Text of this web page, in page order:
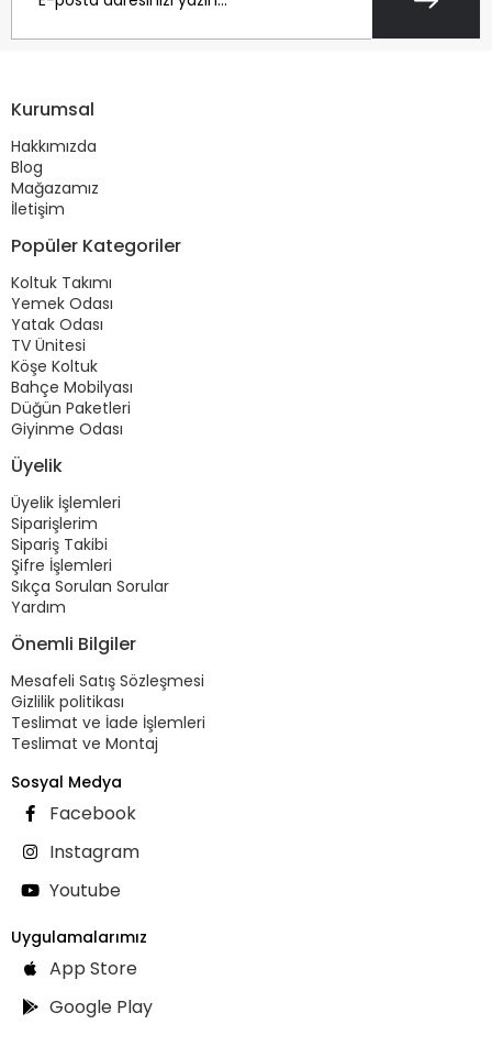
Kurumsal
Hakkımızda
Blog
Mağazamız
İletişim
Popüler Kategoriler
Koltuk Takımı
Yemek Odası
Yatak Odası
TV Ünitesi
Köşe Koltuk
Bahçe Mobilyası
Düğün Paketleri
Giyinme Odası
Üyelik
Üyelik İşlemleri
Siparişlerim
Sipariş Takibi
Şifre İşlemleri
Sıkça Sorulan Sorular
Yardım
Önemli Bilgiler
Mesafeli Satış Sözleşmesi
Gizlilik politikası
Teslimat ve İade İşlemleri
Teslimat ve Montaj
Sosyal Medya
Facebook
Instagram
Youtube
Uygulamalarımız
App Store
Google Play